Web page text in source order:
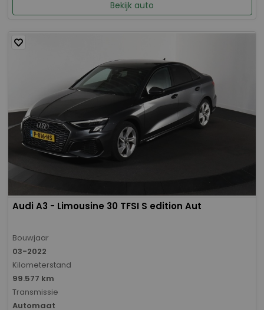
Bekijk auto
Audi A3 - Limousine 30 TFSI S edition Aut
Bouwjaar
03-2022
Kilometerstand
99.577 km
Transmissie
Automaat